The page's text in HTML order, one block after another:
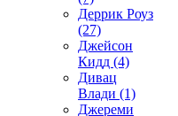
Деррик Роуз
(27)
Джейсон
Кидд (4)
Дивац
Влади (1)
Джереми